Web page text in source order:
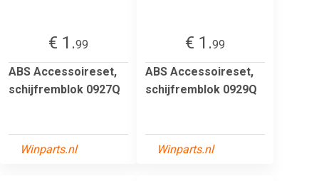
€ 1.99
ABS Accessoireset,
schijfremblok 0927Q
Winparts.nl
€ 1.99
ABS Accessoireset,
schijfremblok 0929Q
Winparts.nl